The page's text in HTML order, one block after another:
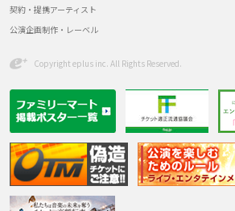
契約・提携アーティスト
公演企画制作・レーベル
Copyright eplus inc. All Rights Reserved.